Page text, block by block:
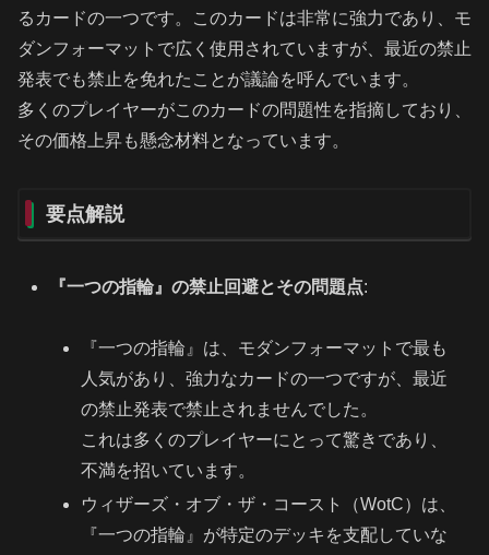
るカードの一つです。このカードは非常に強力であり、モ
ダンフォーマットで広く使用されていますが、最近の禁止
発表でも禁止を免れたことが議論を呼んでいます。
多くのプレイヤーがこのカードの問題性を指摘しており、
その価格上昇も懸念材料となっています。
要点解説
『一つの指輪』の禁止回避とその問題点:
『一つの指輪』は、モダンフォーマットで最も
人気があり、強力なカードの一つですが、最近
の禁止発表で禁止されませんでした。
これは多くのプレイヤーにとって驚きであり、
不満を招いています。
ウィザーズ・オブ・ザ・コースト（WotC）は、
『一つの指輪』が特定のデッキを支配していな